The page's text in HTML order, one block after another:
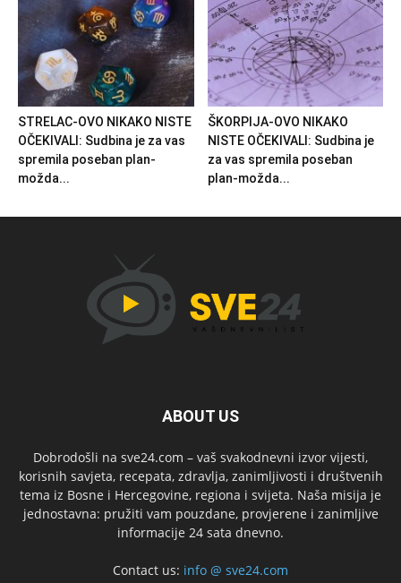
STRELAC-OVO NIKAKO NISTE
OČEKIVALI: Sudbina je za vas
spremila poseban plan-
možda...
ŠKORPIJA-OVO NIKAKO
NISTE OČEKIVALI: Sudbina je
za vas spremila poseban
plan-možda...
ABOUT US
Dobrodošli na sve24.com – vaš svakodnevni izvor vijesti,
korisnih savjeta, recepata, zdravlja, zanimljivosti i društvenih
tema iz Bosne i Hercegovine, regiona i svijeta. Naša misija je
jednostavna: pružiti vam pouzdane, provjerene i zanimljive
informacije 24 sata dnevno.
Contact us: info @ sve24.com